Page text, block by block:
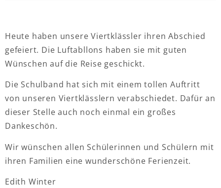
Heute haben unsere Viertklässler ihren Abschied
gefeiert. Die Luftabllons haben sie mit guten
Wünschen auf die Reise geschickt.
Die Schulband hat sich mit einem tollen Auftritt
von unseren Viertklässlern verabschiedet. Dafür an
dieser Stelle auch noch einmal ein großes
Dankeschön.
Wir wünschen allen Schülerinnen und Schülern mit
ihren Familien eine wunderschöne Ferienzeit.
Edith Winter